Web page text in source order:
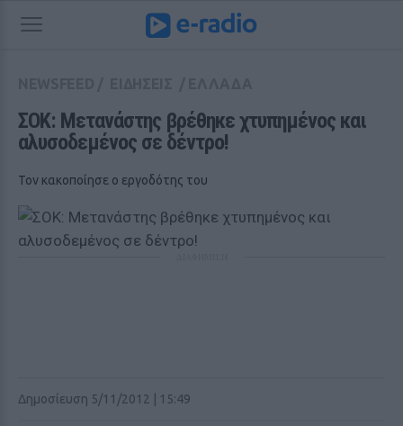
ΣΟΚ: Μετανάστης βρέθηκε χτυπημένος και
αλυσοδεμένος σε δέντρο!
Τον κακοποίησε ο εργοδότης του
Δημοσίευση 5/11/2012 | 15:49